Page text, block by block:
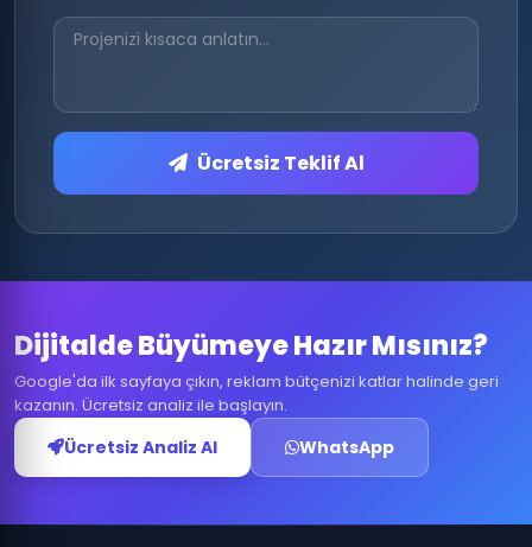
Ücretsiz Teklif Al
Dijitalde Büyümeye Hazır Mısınız?
Google'da ilk sayfaya çıkın, reklam bütçenizi katlar halinde geri
kazanın. Ücretsiz analiz ile başlayın.
Ücretsiz Analiz Al WhatsApp